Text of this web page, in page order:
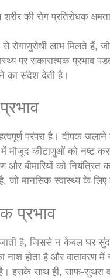
की रोग प्रतिरोधक
रोगाणुरोधी लाभ मिलते हैं,
पर सकारात्मक प्रभाव
का संदेश देती है।
परंपरा है। दीपक जलाने
मौजूद कीटाणुओं को नष्ट
बीमारियों को
मानसिक स्वास्थ्य के लिए
प्रभाव
है, जिससे न केवल घर
नाश होता है और वातावरण
इसके साथ ही, साफ-सुथरा